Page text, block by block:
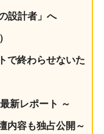
設計者」へ
で終わらせないた
新レポート ～
内容も独占公開～